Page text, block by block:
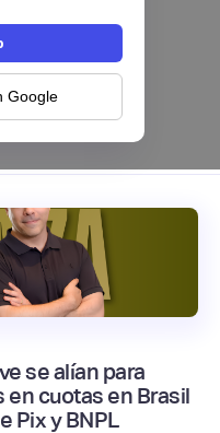
Google
app en México
se alían para
en cuotas en Brasil
Pix y BNPL